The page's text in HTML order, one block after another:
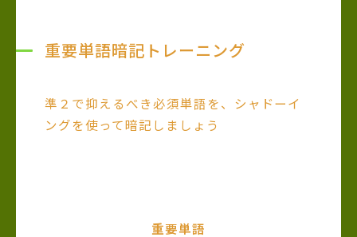
重要単語暗記トレーニング
準２で抑えるべき必須単語を、シャドーイ
ングを使って暗記しましょう
重要単語